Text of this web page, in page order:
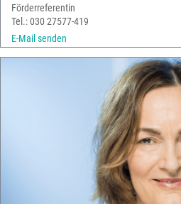
Förderreferentin
Tel.: 030 27577-419
E-Mail senden